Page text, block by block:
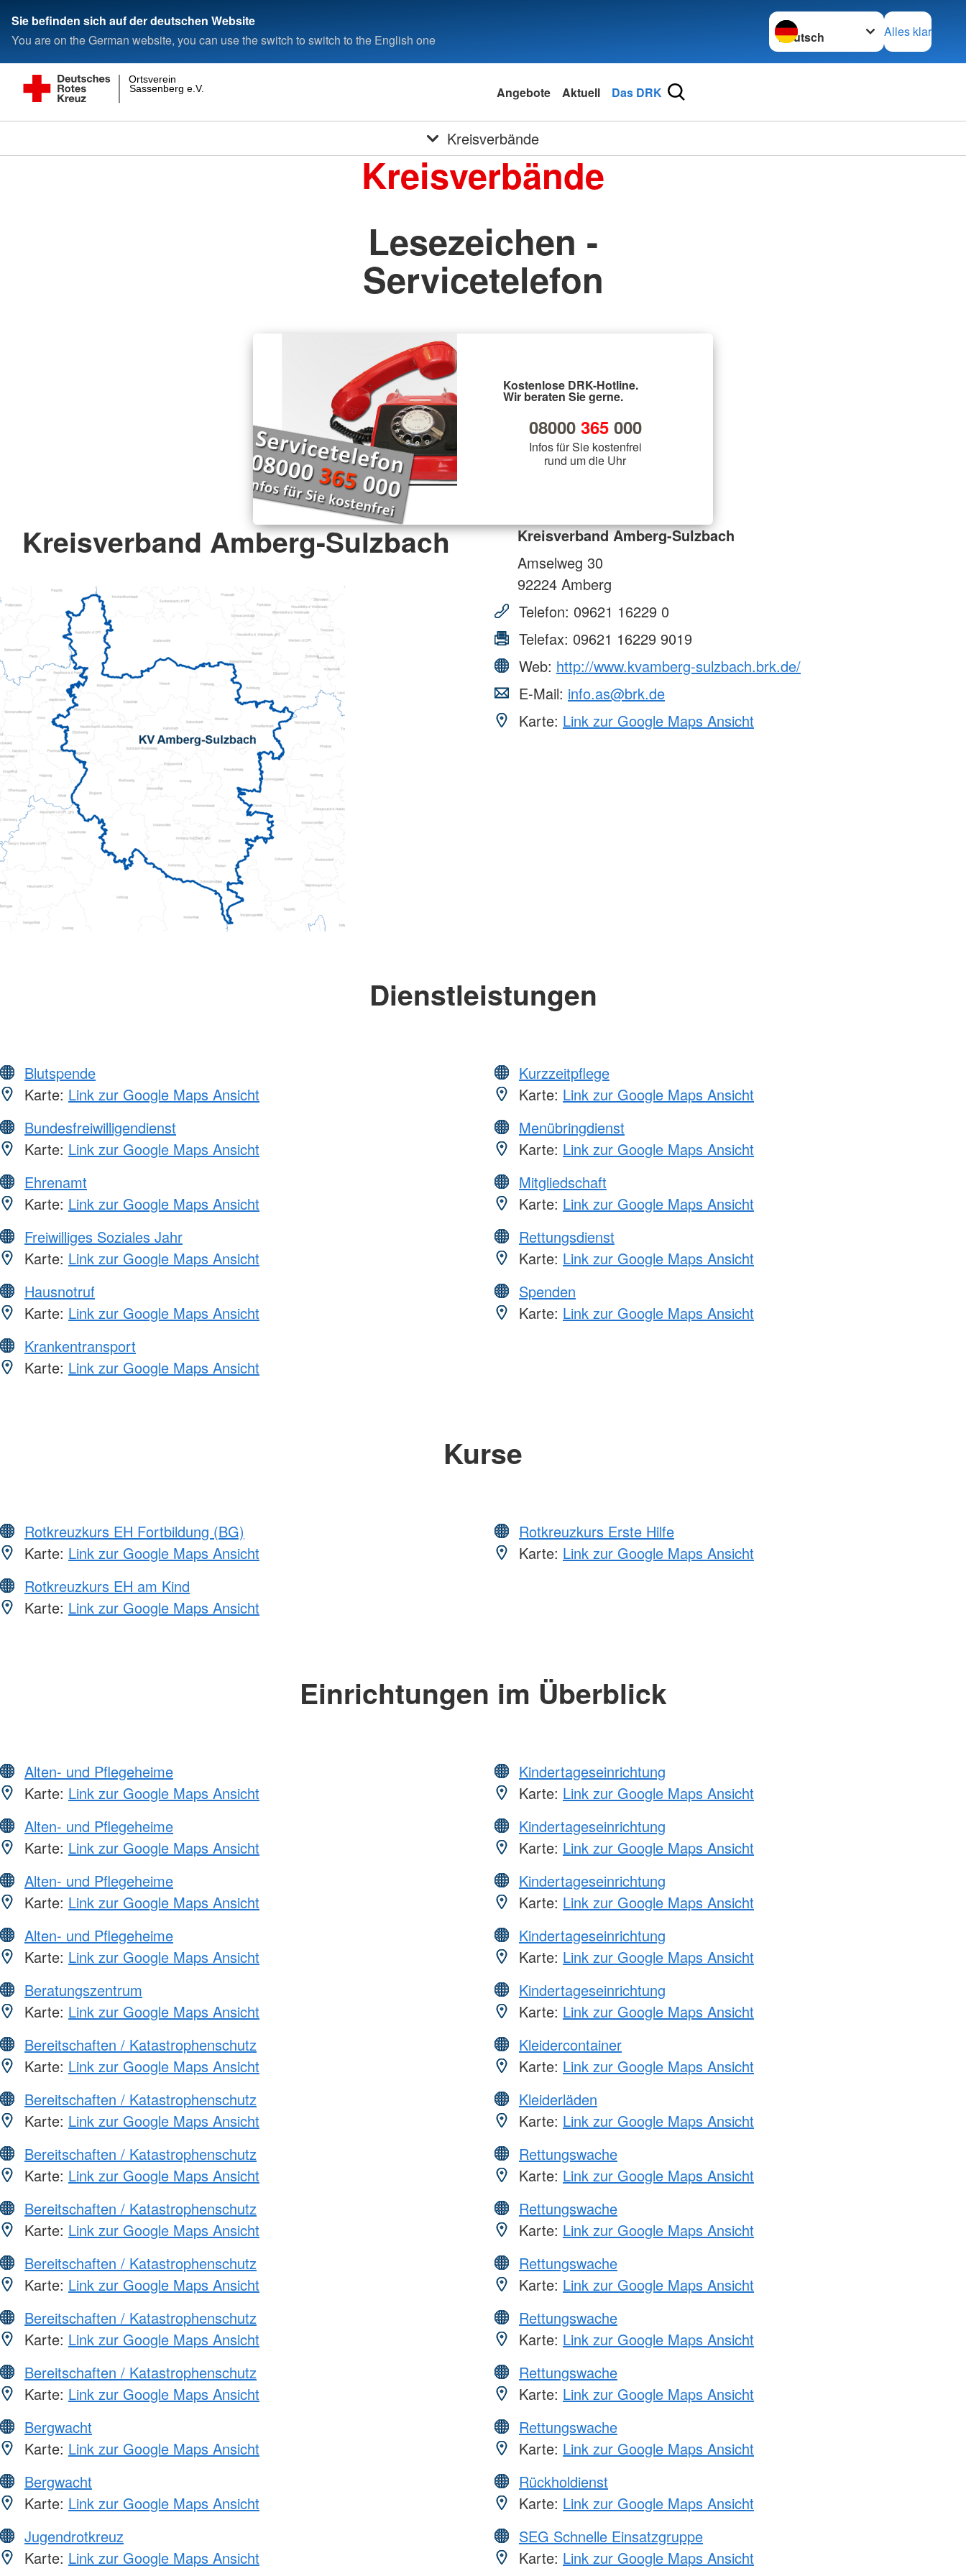
Sie befinden sich auf der deutschen Website
You are on the German website, you can use the switch to switch to the English one
Sprache wechseln zu
Alles klar
Sassenberg e.V.
Ortsverein
Angebote Aktuell Das DRK
Kreisverbände
Kreisverbände
Lesezeichen -
Servicetelefon
Kostenlose DRK-Hotline.
Wir beraten Sie gerne.
08000 365000
Infos für Sie kostenfrei
rund um die Uhr
Kreisverband Amberg-Sulzbach
Kreisverband Amberg-Sulzbach
Amselweg 30
92224 Amberg
Telefon: 09621 16229 0
Telefax: 09621 16229 9019
Web: http://www.kvamberg-sulzbach.brk.de/
E-Mail: info.as@brk.de
Karte: Link zur Google Maps Ansicht
Dienstleistungen
Blutspende
Karte: Link zur Google Maps Ansicht
Bundesfreiwilligendienst
Karte: Link zur Google Maps Ansicht
Ehrenamt
Karte: Link zur Google Maps Ansicht
Freiwilliges Soziales Jahr
Karte: Link zur Google Maps Ansicht
Hausnotruf
Karte: Link zur Google Maps Ansicht
Krankentransport
Karte: Link zur Google Maps Ansicht
Kurzzeitpflege
Karte: Link zur Google Maps Ansicht
Menübringdienst
Karte: Link zur Google Maps Ansicht
Mitgliedschaft
Karte: Link zur Google Maps Ansicht
Rettungsdienst
Karte: Link zur Google Maps Ansicht
Spenden
Karte: Link zur Google Maps Ansicht
Kurse
Rotkreuzkurs EH Fortbildung (BG)
Karte: Link zur Google Maps Ansicht
Rotkreuzkurs EH am Kind
Karte: Link zur Google Maps Ansicht
Rotkreuzkurs Erste Hilfe
Karte: Link zur Google Maps Ansicht
Einrichtungen im Überblick
Alten- und Pflegeheime
Karte: Link zur Google Maps Ansicht
Alten- und Pflegeheime
Karte: Link zur Google Maps Ansicht
Alten- und Pflegeheime
Karte: Link zur Google Maps Ansicht
Alten- und Pflegeheime
Karte: Link zur Google Maps Ansicht
Beratungszentrum
Karte: Link zur Google Maps Ansicht
Bereitschaften / Katastrophenschutz
Karte: Link zur Google Maps Ansicht
Bereitschaften / Katastrophenschutz
Karte: Link zur Google Maps Ansicht
Bereitschaften / Katastrophenschutz
Karte: Link zur Google Maps Ansicht
Bereitschaften / Katastrophenschutz
Karte: Link zur Google Maps Ansicht
Bereitschaften / Katastrophenschutz
Karte: Link zur Google Maps Ansicht
Bereitschaften / Katastrophenschutz
Karte: Link zur Google Maps Ansicht
Bereitschaften / Katastrophenschutz
Karte: Link zur Google Maps Ansicht
Bergwacht
Karte: Link zur Google Maps Ansicht
Bergwacht
Karte: Link zur Google Maps Ansicht
Jugendrotkreuz
Karte: Link zur Google Maps Ansicht
Kindertageseinrichtung
Karte: Link zur Google Maps Ansicht
Kindertageseinrichtung
Karte: Link zur Google Maps Ansicht
Kindertageseinrichtung
Karte: Link zur Google Maps Ansicht
Kindertageseinrichtung
Karte: Link zur Google Maps Ansicht
Kindertageseinrichtung
Karte: Link zur Google Maps Ansicht
Kleidercontainer
Karte: Link zur Google Maps Ansicht
Kleiderläden
Karte: Link zur Google Maps Ansicht
Rettungswache
Karte: Link zur Google Maps Ansicht
Rettungswache
Karte: Link zur Google Maps Ansicht
Rettungswache
Karte: Link zur Google Maps Ansicht
Rettungswache
Karte: Link zur Google Maps Ansicht
Rettungswache
Karte: Link zur Google Maps Ansicht
Rettungswache
Karte: Link zur Google Maps Ansicht
Rückholdienst
Karte: Link zur Google Maps Ansicht
SEG Schnelle Einsatzgruppe
Karte: Link zur Google Maps Ansicht